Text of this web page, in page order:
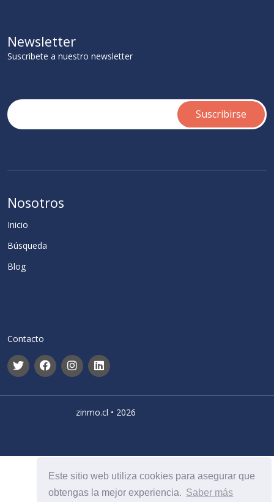
Este sitio web utiliza cookies para asegurar que
obtengas la mejor experiencia. Saber más
Newsletter
Suscribete a nuestro newsletter
Nosotros
Inicio
Búsqueda
Blog
Contacto
zinmo.cl • 2026